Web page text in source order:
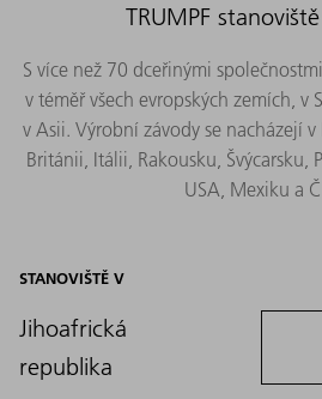
TRUMPF
S více než 70 dceřinými
v téměř všech evropských zemích, v
v Asii. Výrobní závody se nacházejí
Británii, Itálii, Rakousku, Švýcarsku,
USA, Mexiku a
STANOVIŠTĚ V
Jihoafrická
republika